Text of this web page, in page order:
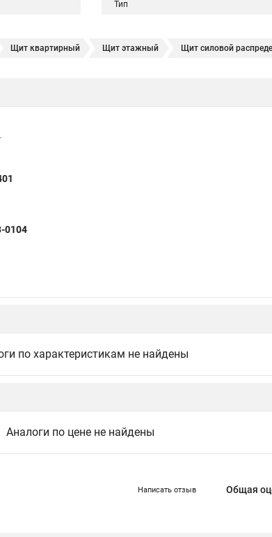
Тип
Щит квартирный Щит этажный Щит силовой
0104
по характеристикам не найдены
Аналоги по цене не найдены
Написать отзыв Общая